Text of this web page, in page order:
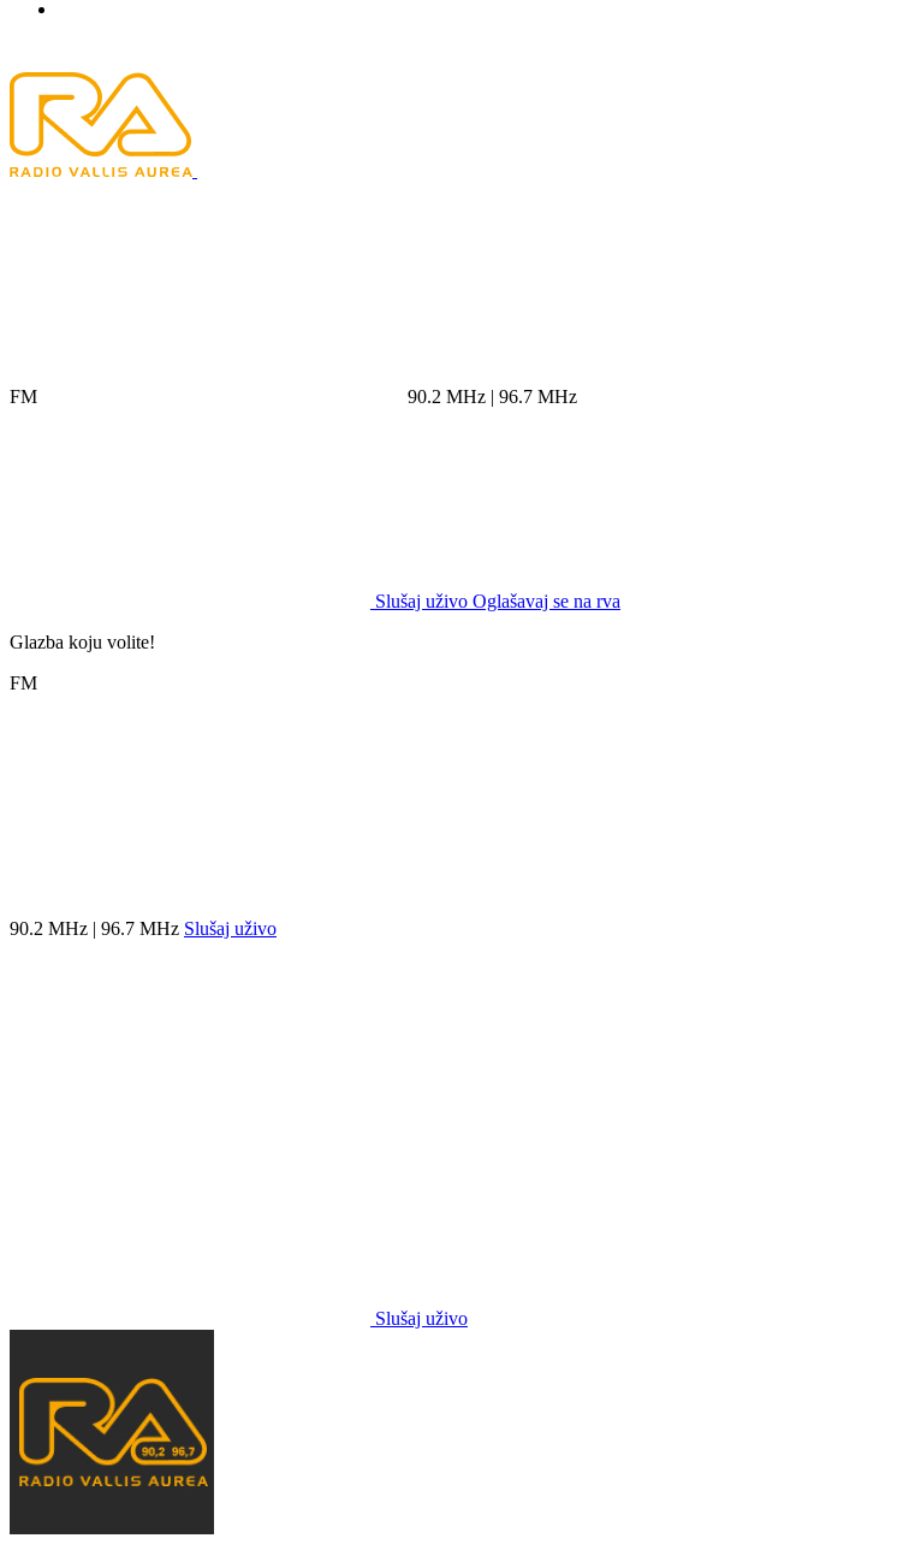
FM 90.2 MHz | 96.7 MHz
Slušaj uživo Oglašavaj se na rva
Glazba koju volite!
FM
90.2 MHz | 96.7 MHz Slušaj uživo
Slušaj uživo